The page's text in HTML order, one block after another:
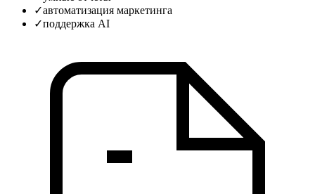
✓автоматизация маркетинга
✓поддержка AI